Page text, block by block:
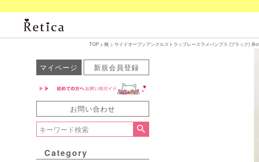
TOP 靴 サイドオープンアンクルストラップレースラメパンプス (ブラック)
マイページ 新規会員登録
お問い合わせ
Category